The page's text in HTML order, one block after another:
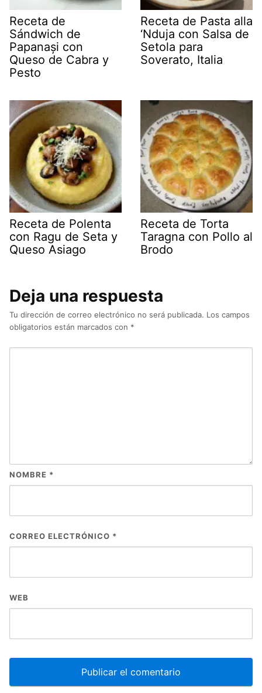
Receta de
Sándwich de
Papanași con
Queso de Cabra y
Pesto
Receta de Pasta alla
‘Nduja con Salsa de
Setola para
Soverato, Italia
Receta de Polenta
con Ragu de Seta y
Queso Asiago
Receta de Torta
Taragna con Pollo al
Brodo
Deja una respuesta
Tu dirección de correo electrónico no será publicada. Los campos
obligatorios están marcados con *
NOMBRE *
CORREO ELECTRÓNICO *
WEB